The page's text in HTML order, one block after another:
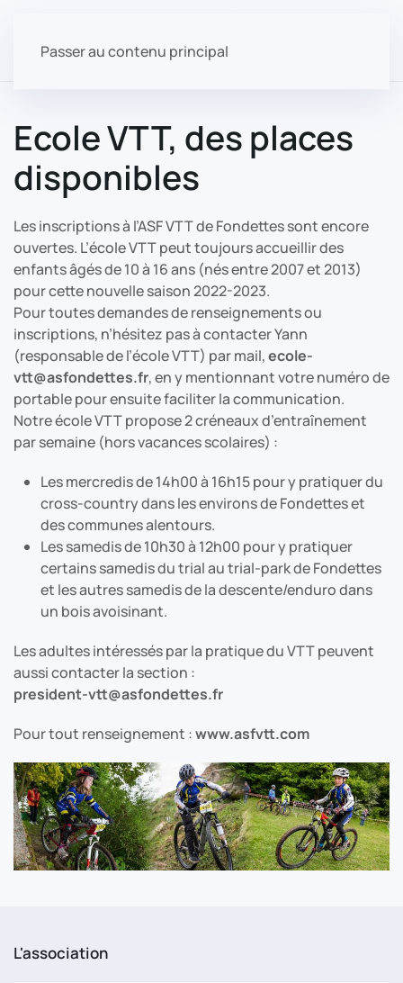
Passer au contenu principal
Ecole VTT, des places
disponibles
Les inscriptions à l’ASF VTT de Fondettes sont encore
ouvertes. L’école VTT peut toujours accueillir des
enfants âgés de 10 à 16 ans (nés entre 2007 et 2013)
pour cette nouvelle saison 2022-2023.
Pour toutes demandes de renseignements ou
inscriptions, n’hésitez pas à contacter Yann
(responsable de l’école VTT) par mail,ecole-
vtt@asfondettes.fr, en y mentionnant votre numéro de
portable pour ensuite faciliter la communication.
Notre école VTT propose 2 créneaux d’entraînement
par semaine (hors vacances scolaires) :
Les mercredis de 14h00 à 16h15 pour y pratiquer du
cross-country dans les environs de Fondettes et
des communes alentours.
Les samedis de 10h30 à 12h00 pour y pratiquer
certains samedis du trial au trial-park de Fondettes
et les autres samedis de la descente/enduro dans
un bois avoisinant.
Les adultes intéressés par la pratique du VTT peuvent
aussi contacter la section :
president-vtt@asfondettes.fr
Pour tout renseignement :www.asfvtt.com
L'association